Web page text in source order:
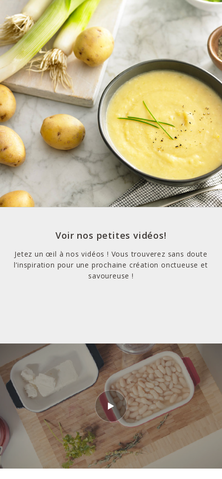
Voir nos petites vidéos!
Jetez un œil à nos vidéos ! Vous trouverez sans doute
l’inspiration pour une prochaine création onctueuse et
savoureuse !